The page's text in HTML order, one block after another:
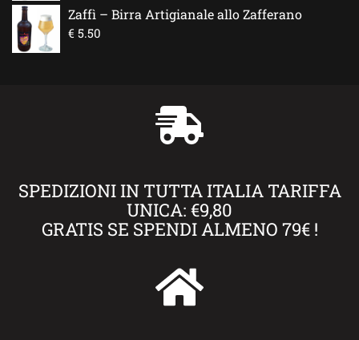
Zaffì – Birra Artigianale allo Zafferano
€ 5.50
SPEDIZIONI IN TUTTA ITALIA TARIFFA
UNICA: €9,80
GRATIS SE SPENDI ALMENO 79€ !